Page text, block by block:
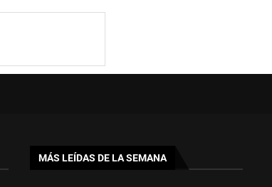
MÁS LEÍDAS DE LA SEMANA